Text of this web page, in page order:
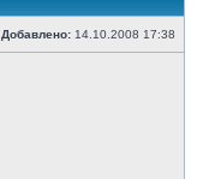
Добавлено: 14.10.2008 17:38